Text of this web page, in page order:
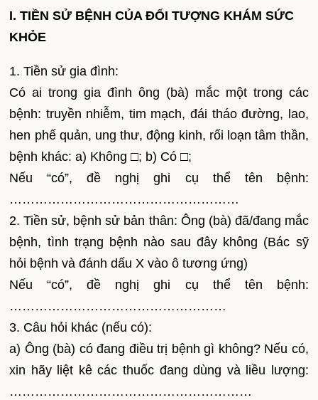
I. TIỀN SỬ BỆNH CỦA ĐỐI TƯỢNG KHÁM SỨC
KHỎE
1. Tiền sử gia đình:
Có ai trong gia đình ông (bà) mắc một trong các
bệnh: truyền nhiễm, tim mạch, đái tháo đường, lao,
hen phế quản, ung thư, động kinh, rối loạn tâm thần,
bệnh khác: a) Không □; b) Có □;
Nếu “có”, đề nghị ghi cụ thể tên bệnh:
………………………………………………
2. Tiền sử, bệnh sử bản thân: Ông (bà) đã/đang mắc
bệnh, tình trạng bệnh nào sau đây không (Bác sỹ
hỏi bệnh và đánh dấu X vào ô tương ứng)
Nếu “có”, đề nghị ghi cụ thể tên bệnh:
……………………………………………
3. Câu hỏi khác (nếu có):
a) Ông (bà) có đang điều trị bệnh gì không? Nếu có,
xin hãy liệt kê các thuốc đang dùng và liều lượng:
…………………………………………………